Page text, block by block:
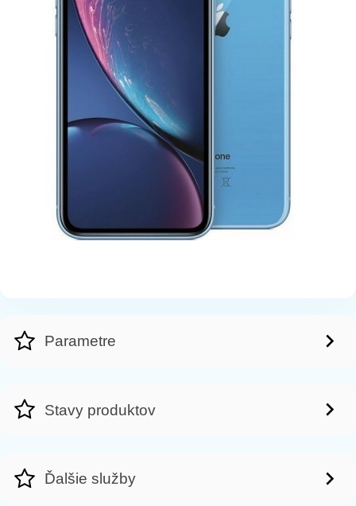
Parametre
Stavy produktov
Ďalšie služby